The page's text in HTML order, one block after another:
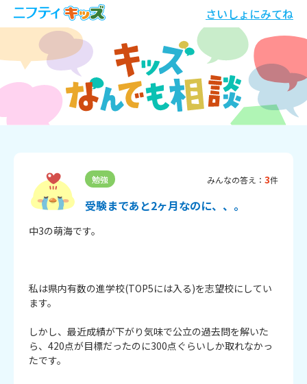
さいしょにみてね
勉強 みんなの答え： 3件
受験まであと2ヶ月なのに、、。
中3の萌海です。
私は県内有数の進学校(TOP5には入る)を志望校にしてい
ます。
しかし、最近成績が下がり気味で公立の過去問を解いた
ら、420点が目標だったのに300点ぐらいしか取れなかっ
たです。